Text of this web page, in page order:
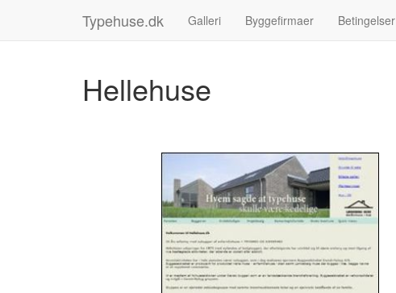
Typehuse.dk Galleri Byggefirmaer Betingelser
Hellehuse